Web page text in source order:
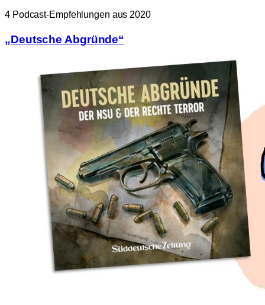
4 Podcast-Empfehlungen aus 2020
„Deutsche Abgründe“